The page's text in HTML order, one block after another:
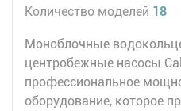
Количество моделей 18
Моноблочные
центробежные насосы
профессиональное
оборудование, которое